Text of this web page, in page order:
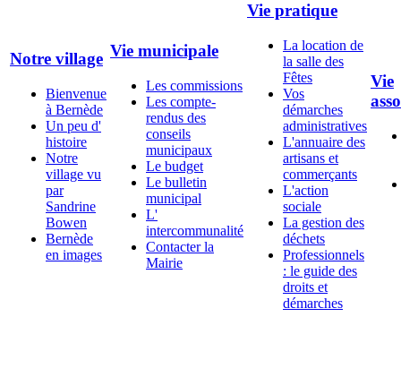
Notre village
Bienvenue
à Bernède
Un peu d'
histoire
Notre
village vu
par
Sandrine
Bowen
Bernède
en images
Vie municipale
Les commissions
Les compte-
rendus des
conseils
municipaux
Le budget
Le bulletin
municipal
L'
intercommunalité
Contacter la
Mairie
Vie pratique
La location de
la salle des
Fêtes
Vos
démarches
administratives
L'annuaire des
artisans et
commerçants
L'action
sociale
La gestion des
déchets
Professionnels
: le guide des
droits et
démarches
Vie